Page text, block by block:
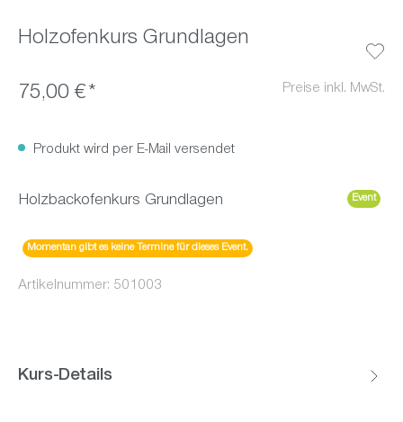
Holzofenkurs Grundlagen
75,00 €* Preise inkl. MwSt.
Produkt wird per E-Mail versendet
Holzbackofenkurs Grundlagen Event
Momentan gibt es keine Termine für dieses Event.
Artikelnummer: 501003
Kurs-Details